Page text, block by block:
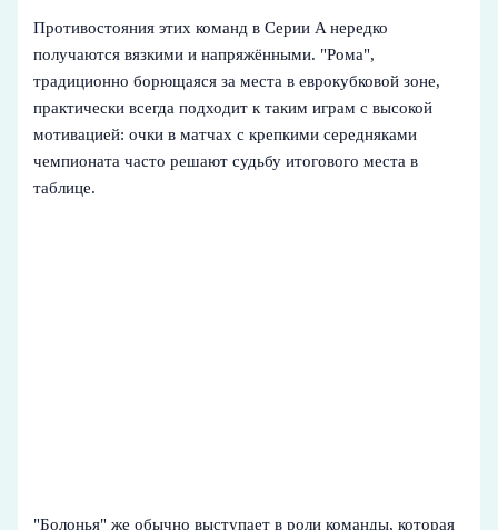
Противостояния этих команд в Серии A нередко
получаются вязкими и напряжёнными. "Рома",
традиционно борющаяся за места в еврокубковой зоне,
практически всегда подходит к таким играм с высокой
мотивацией: очки в матчах с крепкими середняками
чемпионата часто решают судьбу итогового места в
таблице.
"Болонья" же обычно выступает в роли команды, которая